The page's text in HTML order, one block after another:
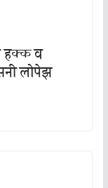
हक्क व
लोपेझ